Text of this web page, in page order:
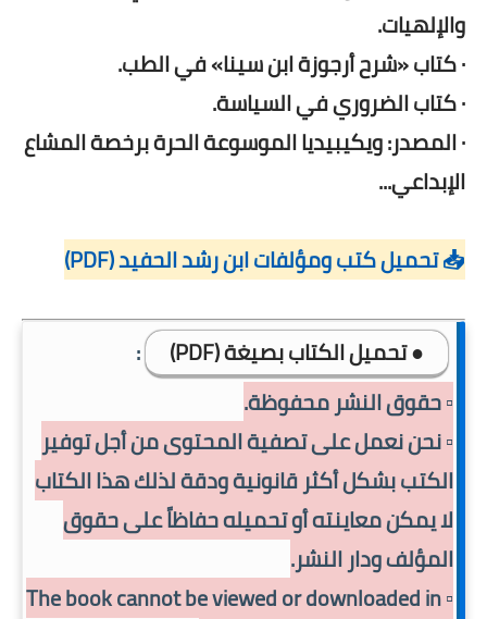
والإلهيات.
· كتاب «شرح أرجوزة ابن سينا» في الطب.
· كتاب الضروري في السياسة.
· المصدر: ويكيبيديا الموسوعة الحرة برخصة المشاع
الإبداعي...
📥 تحميل كتب ومؤلفات ابن رشد الحفيد (PDF)
● تحميل الكتاب بصيغة (PDF)
:
▫️ حقوق النشر محفوظة.
▫️ نحن نعمل على تصفية المحتوى من أجل توفير
الكتب بشكل أكثر قانونية ودقة لذلك هذا الكتاب
لا يمكن معاينته أو تحميله حفاظاً على حقوق
المؤلف ودار النشر.
▫️ The book cannot be viewed or downloaded in